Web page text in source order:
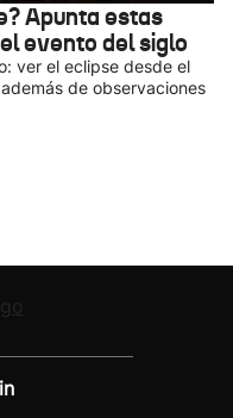
Apunta estas
evento del siglo
ver el eclipse desde el
de observaciones